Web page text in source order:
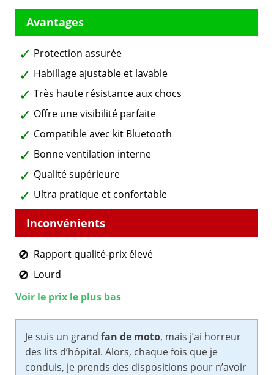
Protection assurée
Habillage ajustable et lavable
Très haute résistance aux chocs
Offre une visibilité parfaite
Compatible avec kit Bluetooth
Bonne ventilation interne
Qualité supérieure
Ultra pratique et confortable
Rapport qualité-prix élevé
Lourd
Voir le prix le plus bas
Je suis un grand fan de moto, mais j’ai horreur
des lits d’hôpital. Alors, chaque fois que je
conduis, je prends des dispositions pour n’avoir